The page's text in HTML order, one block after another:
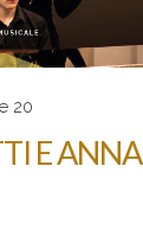
20
E ANNA